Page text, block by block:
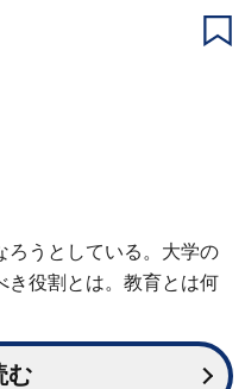
ろうとしている。大学の
き役割とは。教育とは何
む